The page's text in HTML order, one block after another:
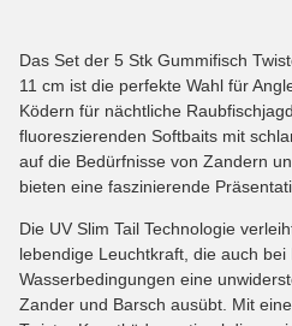
Das Set der 5 Stk Gummifisch
11 cm ist die perfekte Wahl für
Ködern für nächtliche
fluoreszierenden Softbaits mit
auf die Bedürfnisse von Zandern
bieten eine faszinierende
Die UV Slim Tail Technologie
lebendige Leuchtkraft, die auch
Wasserbedingungen eine
Zander und Barsch ausübt. Mit